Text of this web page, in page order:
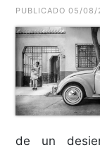
PUBLICADO 05/08/
de un